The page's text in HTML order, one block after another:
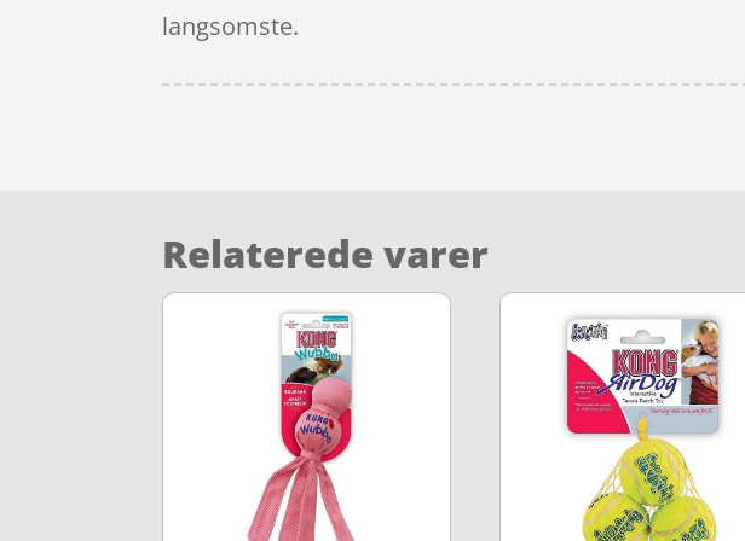
langsomste.
Relaterede varer